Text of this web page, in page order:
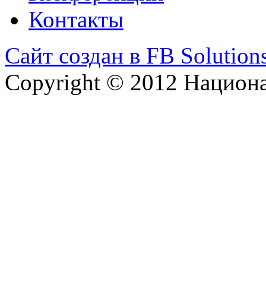
Контакты
Сайт создан в FB
Copyright © 2012